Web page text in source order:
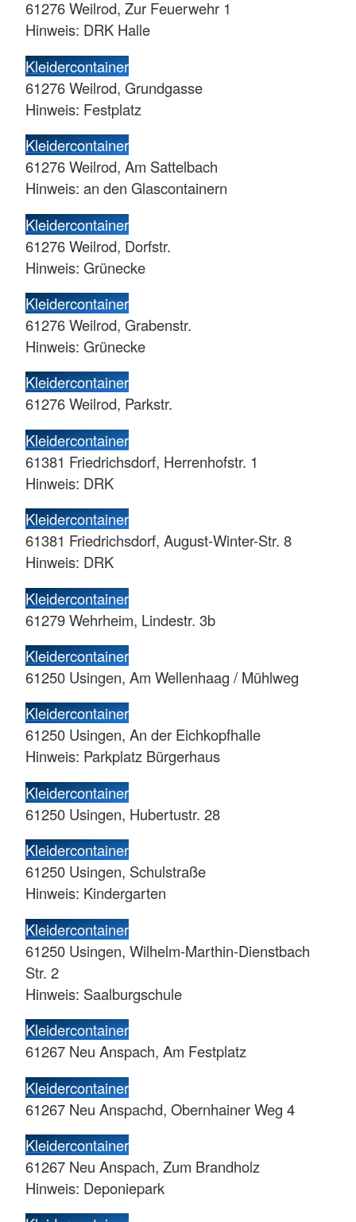
61276 Weilrod, Zur Feuerwehr 1
Hinweis: DRK Halle
Kleidercontainer
61276 Weilrod, Grundgasse
Hinweis: Festplatz
Kleidercontainer
61276 Weilrod, Am Sattelbach
Hinweis: an den Glascontainern
Kleidercontainer
61276 Weilrod, Dorfstr.
Hinweis: Grünecke
Kleidercontainer
61276 Weilrod, Grabenstr.
Hinweis: Grünecke
Kleidercontainer
61276 Weilrod, Parkstr.
Kleidercontainer
61381 Friedrichsdorf, Herrenhofstr. 1
Hinweis: DRK
Kleidercontainer
61381 Friedrichsdorf, August-Winter-Str. 8
Hinweis: DRK
Kleidercontainer
61279 Wehrheim, Lindestr. 3b
Kleidercontainer
61250 Usingen, Am Wellenhaag / Mühlweg
Kleidercontainer
61250 Usingen, An der Eichkopfhalle
Hinweis: Parkplatz Bürgerhaus
Kleidercontainer
61250 Usingen, Hubertustr. 28
Kleidercontainer
61250 Usingen, Schulstraße
Hinweis: Kindergarten
Kleidercontainer
61250 Usingen, Wilhelm-Marthin-Dienstbach
Str. 2
Hinweis: Saalburgschule
Kleidercontainer
61267 Neu Anspach, Am Festplatz
Kleidercontainer
61267 Neu Anspachd, Obernhainer Weg 4
Kleidercontainer
61267 Neu Anspach, Zum Brandholz
Hinweis: Deponiepark